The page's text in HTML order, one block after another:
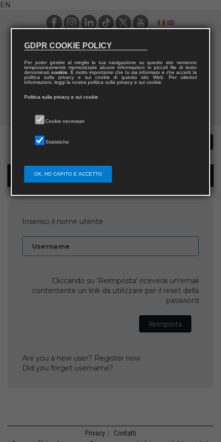
EN
Password recovery
Inserisci il nome utente
Username
Cliccando su 'Reimposta' riceverai un'email
contentente un link da utilizzare per il reset della
password
Reimposta
Are you a new user? Register now
Did you forget username?
Privacy Contatti
GDPR COOKIE POLICY
Per poter gestire al meglio la tua navigazione su questo sito verranno
temporaneamente memorizzate alcune informazioni in piccoli file di testo
denominati cookie. È molto importante che tu sia informato e che accetti la
politica sulla privacy e sui cookie di questo sito Web. Per ulteriori
informazioni, leggi la nostra politica sulla privacy e sui cookie.
Politica sulla privacy e sui cookie
Cookie necessari
Statistiche
OK, HO CAPITO E ACCETTO